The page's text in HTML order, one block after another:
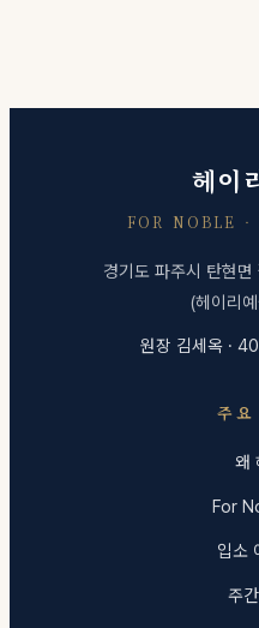
헤이
FOR NOBLE
경기도 파주시 탄현
(헤이리
원장 김세옥 ·
주요
왜
For
입소
주